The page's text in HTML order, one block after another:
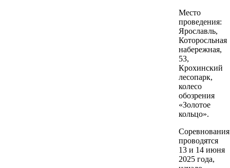
Место
проведения:
Ярославль,
Которосльная
набережная,
53,
Крохинский
лесопарк,
колесо
обозрения
«Золотое
кольцо».
Соревнования
проводятся
13 и 14 июня
2025 года,